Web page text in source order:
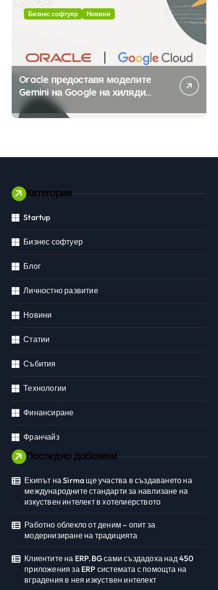
Бизнес софтуер Новини
Oracle предоставя моделите
Gemini на Google на хиляди
клиенти на бизнес
приложения
Категории
Startup
Бизнес софтуер
Блог
Личностно развитие
Новини
Статии
Събития
Технологии
Финансиране
Франчайз
Последно добавени
Екипът на Sirma ще участва в създаването на
международните стандарти за навлизане на
изкуствен интелект в хотелиерството
Работно облекло от деним – опит за
модернизиране на традицията
Клиентите на ERP.BG сами създадоха над 450
приложения за ERP системата с помощта на
вградения в нея изкуствен интелект